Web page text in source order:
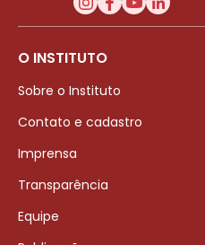
O INSTITUTO
Sobre o Instituto
Contato e cadastro
Imprensa
Transparência
Equipe